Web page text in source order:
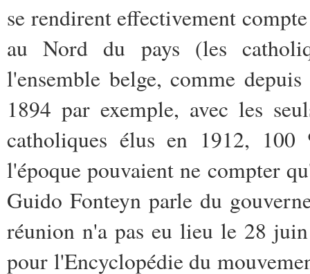
se rendirent effectivement
au Nord du pays (les
l'ensemble belge, comme
1894 par exemple, avec les
catholiques élus en 1912,
l'époque pouvaient ne compter
Guido Fonteyn parle du
réunion n'a pas eu lieu le 28
pour l'Encyclopédie du